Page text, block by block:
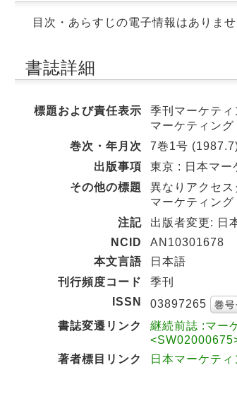
目次・あらすじの電子情報はありませ
書誌詳細
標題および責任表示
季刊マーケテ
マーケティン
巻次・年月次
7巻1号
出版事項
東京 : 日本マ
その他の標題
異なりアクセ
マーケティン
注記
出版者変更: 日
NCID
AN10301678
本文言語
日本語
刊行頻度コード
季刊
ISSN
03897265
書誌変遷リンク
継続前誌 :マー
著者標目リンク
日本マーケテ